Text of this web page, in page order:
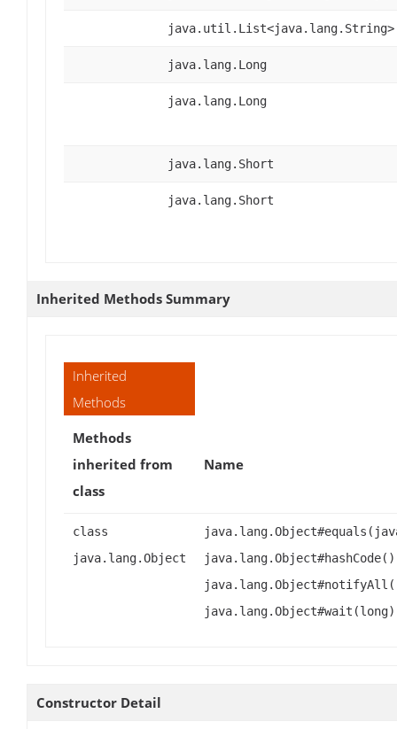
java.util.List<java.lang.String>
java.lang.Long
java.lang.Long
java.lang.Short
java.lang.Short
Inherited Methods Summary
Inherited
Methods
Methods
inherited from
class
Name
class
java.lang.Object
Constructor Detail